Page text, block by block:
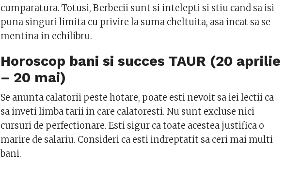
cumparatura. Totusi, Berbecii sunt si intelepti si stiu cand sa isi
puna singuri limita cu privire la suma cheltuita, asa incat sa se
mentina in echilibru.
Horoscop bani si succes TAUR (20 aprilie
– 20 mai)
Se anunta calatorii peste hotare, poate esti nevoit sa iei lectii ca
sa inveti limba tarii in care calatoresti. Nu sunt excluse nici
cursuri de perfectionare. Esti sigur ca toate acestea justifica o
marire de salariu. Consideri ca esti indreptatit sa ceri mai multi
bani.